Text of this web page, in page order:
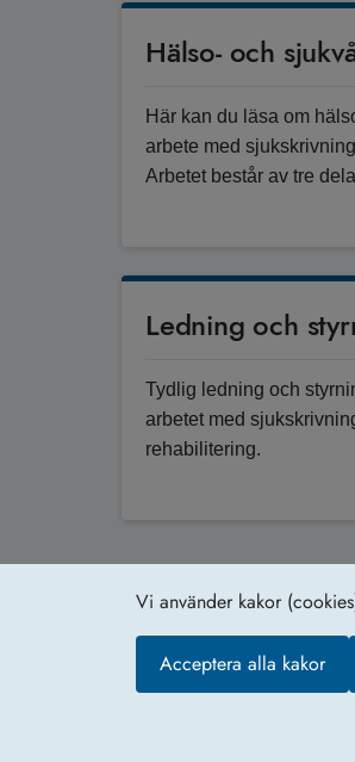
Vi använder kakor
Acceptera alla kakor
Hälso- och
Här kan du läsa om
arbete med
Arbetet består av tre
Ledning och
Tydlig ledning och
arbetet med
rehabilitering.
Om webb­plat­sen
Kakor (coo­kies)